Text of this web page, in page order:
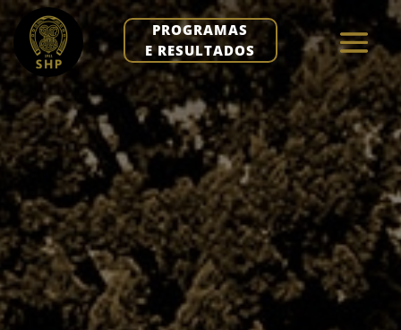
PROGRAMAS
E RESULTADOS